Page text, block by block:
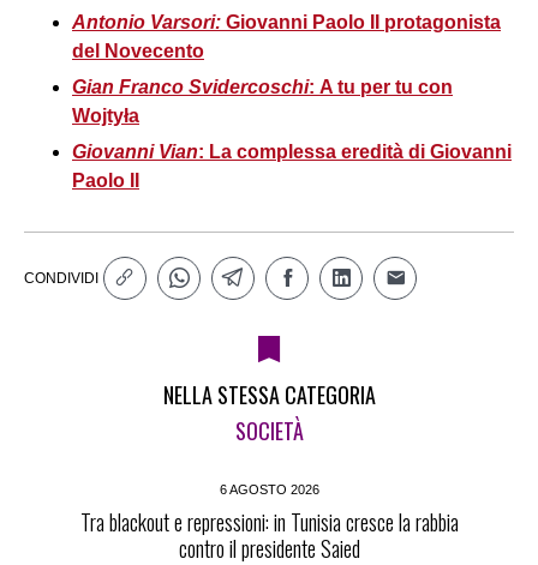
Antonio Varsori: Giovanni Paolo II protagonista
del Novecento
Gian Franco Svidercoschi: A tu per tu con
Wojtyła
Giovanni Vian: La complessa eredità di Giovanni
Paolo II
CONDIVIDI
NELLA STESSA CATEGORIA
SOCIETÀ
6 AGOSTO 2026
Tra blackout e repressioni: in Tunisia cresce la rabbia
contro il presidente Saied